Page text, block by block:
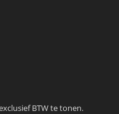
BTW te tonen.